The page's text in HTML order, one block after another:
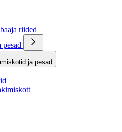
riided
pesad
ja pesad